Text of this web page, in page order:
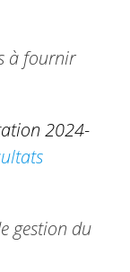
à fournir
2024-
gestion du